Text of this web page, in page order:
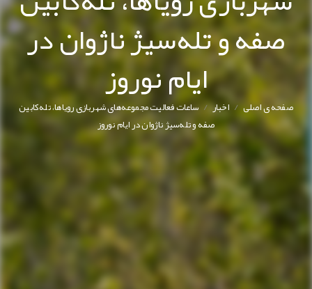
صفه و تله‌سیژ ناژوان در
ایام نوروز
صفحه ی اصلی/اخبار/ساعات فعالیت مجموعه‌های شهربازی رویاها، تله‌کابین
صفه و تله‌سیژ ناژوان در ایام نوروز